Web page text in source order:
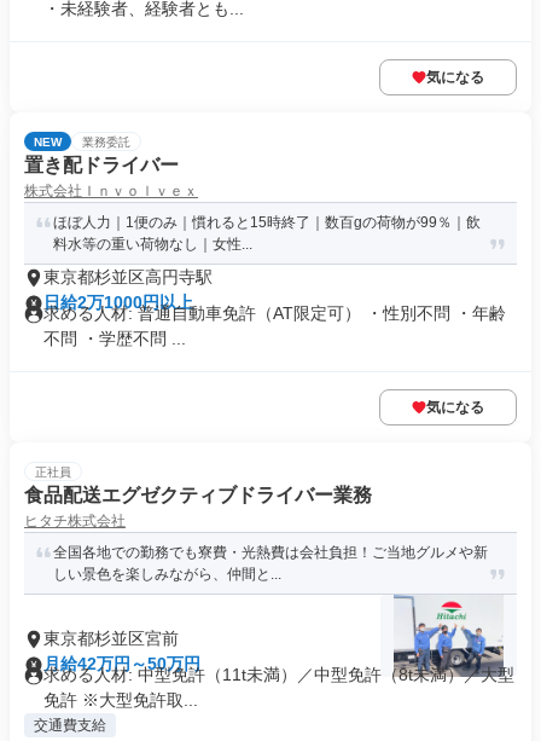
・未経験者、経験者とも...
気になる
NEW 業務委託
置き配ドライバー
株式会社Ｉｎｖｏｌｖｅｘ
ほぼ人力｜1便のみ｜慣れると15時終了｜数百gの荷物が99％｜飲
料水等の重い荷物なし｜女性...
東京都杉並区高円寺駅
日給2万1000円以上
求める人材: 普通自動車免許（AT限定可） ・性別不問 ・年齢
不問 ・学歴不問 ...
気になる
正社員
食品配送エグゼクティブドライバー業務
ヒタチ株式会社
全国各地での勤務でも寮費・光熱費は会社負担！ご当地グルメや新
しい景色を楽しみながら、仲間と...
東京都杉並区宮前
月給42万円～50万円
求める人材: 中型免許（11t未満）／中型免許（8t未満）／大型
免許 ※大型免許取...
交通費支給